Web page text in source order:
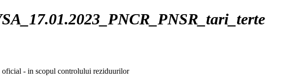
oficial - in scopul controlului reziduurilor